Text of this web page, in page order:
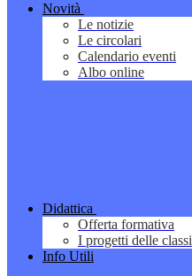
Novità
Le notizie
Le circolari
Calendario eventi
Albo online
Didattica
Offerta formativa
I progetti delle classi
Info Utili